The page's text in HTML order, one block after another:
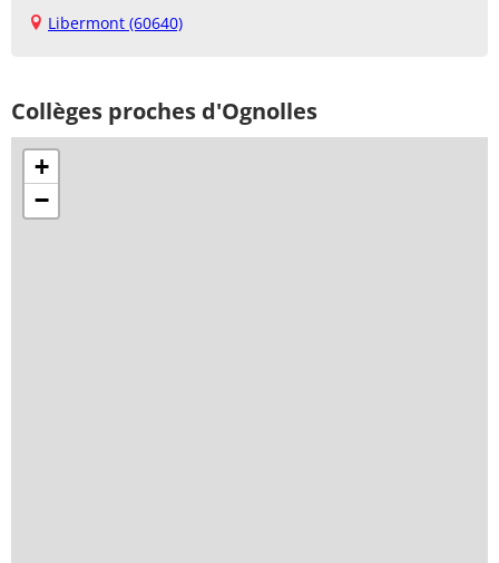
Libermont (60640)
Collèges proches d'Ognolles
+
−